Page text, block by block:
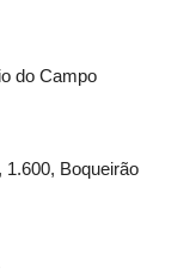
do Campo
1.600, Boqueirão